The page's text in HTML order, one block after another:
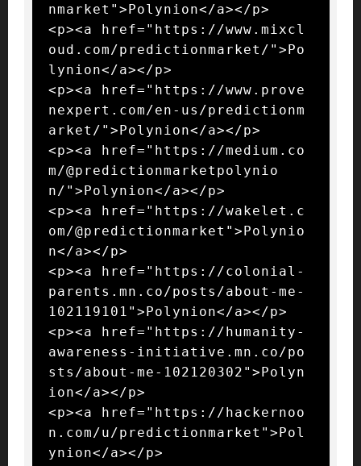
nmarket">Polynion</a></p>
<p><a href="https://www.mixcl
oud.com/predictionmarket/">Po
lynion</a></p>
<p><a href="https://www.prove
nexpert.com/en-us/predictionm
arket/">Polynion</a></p>
<p><a href="https://medium.co
m/@predictionmarketpolynio
n/">Polynion</a></p>
<p><a href="https://wakelet.c
om/@predictionmarket">Polynio
n</a></p>
<p><a href="https://colonial-
parents.mn.co/posts/about-me-
102119101">Polynion</a></p>
<p><a href="https://humanity-
awareness-initiative.mn.co/po
sts/about-me-102120302">Polyn
ion</a></p>
<p><a href="https://hackernoo
n.com/u/predictionmarket">Pol
ynion</a></p>